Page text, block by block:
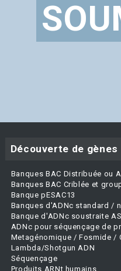
Découverte de gènes
Banques BAC Distribuée ou
Banques BAC Criblée et
Banque pESAC13
Banques d'ADNc standard /
Banque d'ADNc soustraite
ADNc pour séquençage de
Metagénomique / Fosmide /
Lambda/Shotgun ADN
Séquençage
Produits ARNt humains